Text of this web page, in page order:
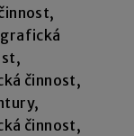
činnost,
činnost,